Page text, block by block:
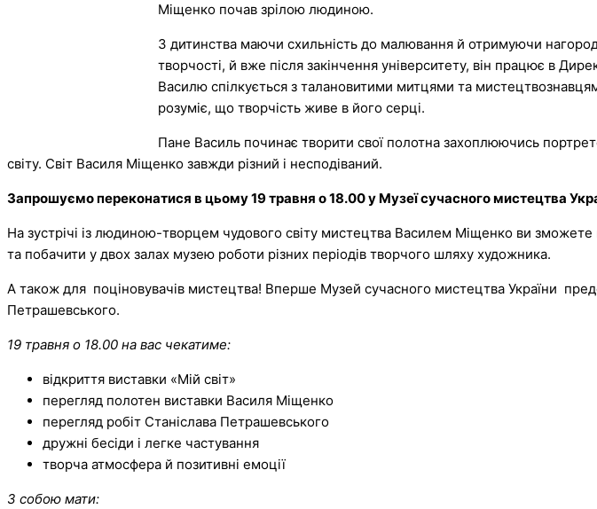
Міщенко почав зрілою людиною.
З дитинства маючи схильність до малювання й отримуючи
творчості, й вже після закінчення університету, він працює в
Василю спілкується з талановитими митцями та
розуміє, що творчість живе в його серці.
Пане Василь починає творити свої полотна захоплюючись
світу. Світ Василя Міщенко завжди різний і несподіваний.
Запрошуємо переконатися в цьому 19 травня о 18.00 у Музеї сучасного мистецтва
На зустрічі із людиною-творцем чудового світу мистецтва Василем Міщенко ви зможете
та побачити у двох залах музею роботи різних періодів творчого шляху художника.
А також для поціновувачів мистецтва! Вперше Музей сучасного мистецтва України
Петрашевського.
19 травня о 18.00 на вас чекатиме:
відкриття виставки «Мій світ»
перегляд полотен виставки Василя Міщенко
перегляд робіт Станіслава Петрашевського
дружні бесіди і легке частування
творча атмосфера й позитивні емоції
З собою мати: